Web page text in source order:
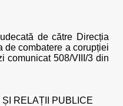
de către Direcția
de combatere a corupției
comunicat 508/VIII/3 din
RELAȚII PUBLICE